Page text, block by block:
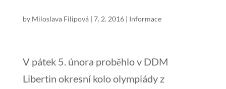
by Miloslava Filipová| 7. 2. 2016| Informace
V pátek 5. února proběhlo v DDM
Libertin okresní kolo olympiády z